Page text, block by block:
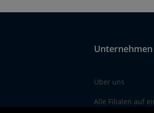
Unternehmen
Über uns
Alle Filialen auf